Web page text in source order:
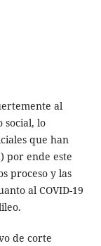
al
social, lo
que han
por ende este
proceso y las
al COVID-19
de corte